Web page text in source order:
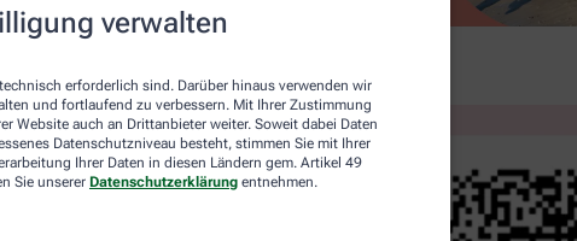
verwalten
erforderlich sind. Darüber hinaus verwenden wir
und fortlaufend zu verbessern. Mit Ihrer Zustimmung
Website auch an Drittanbieter weiter. Soweit dabei Daten
Datenschutzniveau besteht, stimmen Sie mit Ihrer
Ihrer Daten in diesen Ländern gem. Artikel 49
Sie unserer Datenschutzerklärung entnehmen.